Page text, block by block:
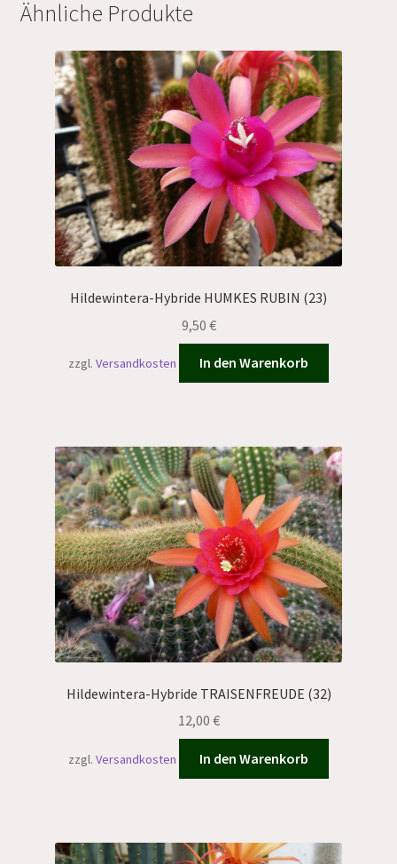
Ähnliche Produkte
Hildewintera-Hybride HUMKES RUBIN (23)
9,50 €
zzgl.Versandkosten In den Warenkorb
Hildewintera-Hybride TRAISENFREUDE (32)
12,00 €
zzgl.Versandkosten In den Warenkorb